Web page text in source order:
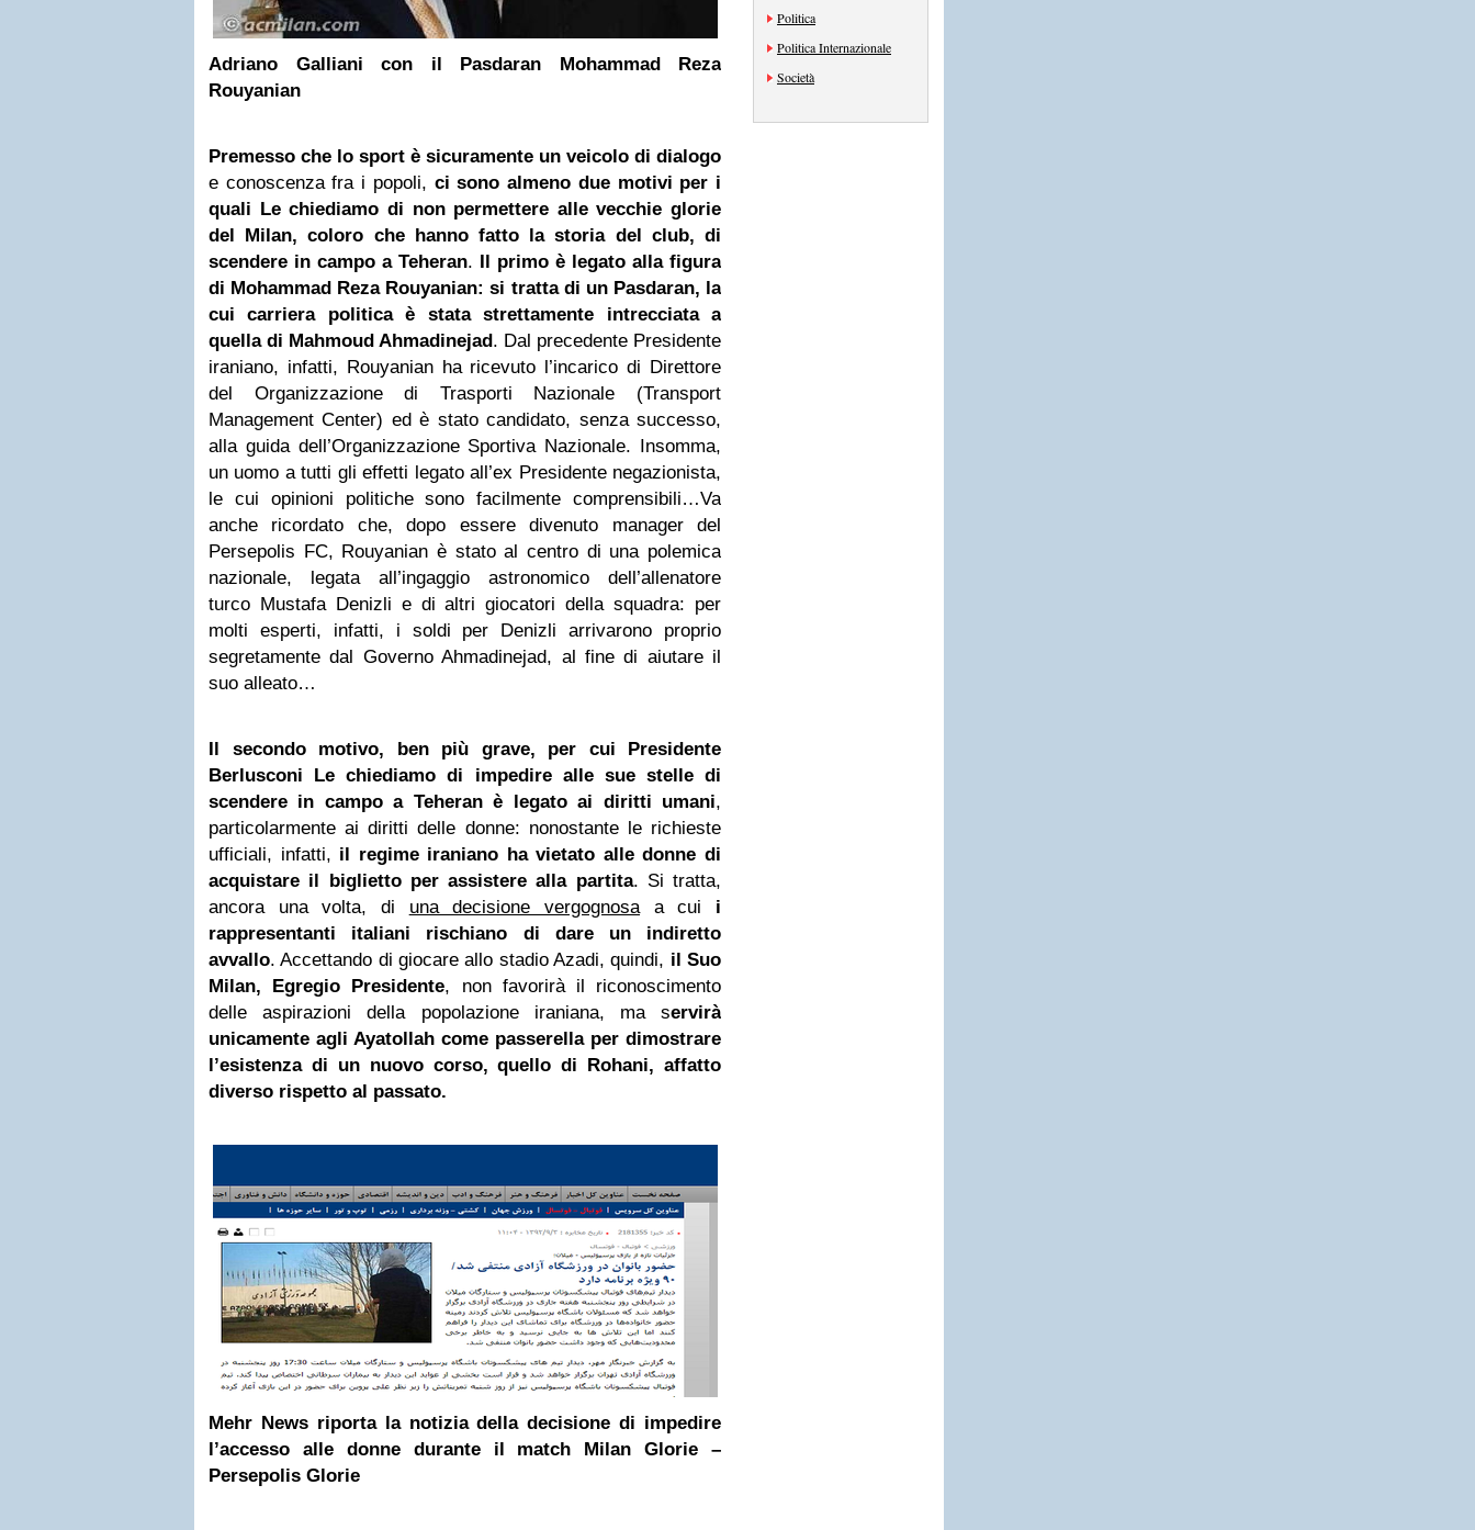
Adriano Galliani con il Pasdaran Mohammad Reza
Rouyanian
Premesso che lo sport è sicuramente un veicolo di dialogo
e conoscenza fra i popoli, ci sono almeno due motivi per i
quali Le chiediamo di non permettere alle vecchie glorie
del Milan, coloro che hanno fatto la storia del club, di
scendere in campo a Teheran. Il primo è legato alla figura
di Mohammad Reza Rouyanian: si tratta di un Pasdaran, la
cui carriera politica è stata strettamente intrecciata a
quella di Mahmoud Ahmadinejad. Dal precedente Presidente
iraniano, infatti, Rouyanian ha ricevuto l’incarico di Direttore
del Organizzazione di Trasporti Nazionale (Transport
Management Center) ed è stato candidato, senza successo,
alla guida dell’Organizzazione Sportiva Nazionale. Insomma,
un uomo a tutti gli effetti legato all’ex Presidente negazionista,
le cui opinioni politiche sono facilmente comprensibili…Va
anche ricordato che, dopo essere divenuto manager del
Persepolis FC, Rouyanian è stato al centro di una polemica
nazionale, legata all’ingaggio astronomico dell’allenatore
turco Mustafa Denizli e di altri giocatori della squadra: per
molti esperti, infatti, i soldi per Denizli arrivarono proprio
segretamente dal Governo Ahmadinejad, al fine di aiutare il
suo alleato…
Il secondo motivo, ben più grave, per cui Presidente
Berlusconi Le chiediamo di impedire alle sue stelle di
scendere in campo a Teheran è legato ai diritti umani,
particolarmente ai diritti delle donne: nonostante le richieste
ufficiali, infatti, il regime iraniano ha vietato alle donne di
acquistare il biglietto per assistere alla partita. Si tratta,
ancora una volta, di una decisione vergognosaa cui i
rappresentanti italiani rischiano di dare un indiretto
avvallo. Accettando di giocare allo stadio Azadi, quindi, il Suo
Milan, Egregio Presidente, non favorirà il riconoscimento
delle aspirazioni della popolazione iraniana, ma servirà
unicamente agli Ayatollah come passerella per dimostrare
l’esistenza di un nuovo corso, quello di Rohani, affatto
diverso rispetto al passato.
Mehr News riporta la notizia della decisione di impedire
l’accesso alle donne durante il match Milan Glorie –
Persepolis Glorie
Politica
Politica Internazionale
Società